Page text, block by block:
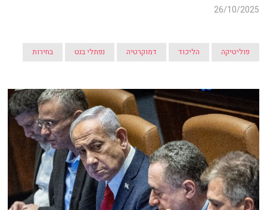
26/10/2025
פוליטיקה הליכוד דמוקרטיה נפתלי בנט בחירות